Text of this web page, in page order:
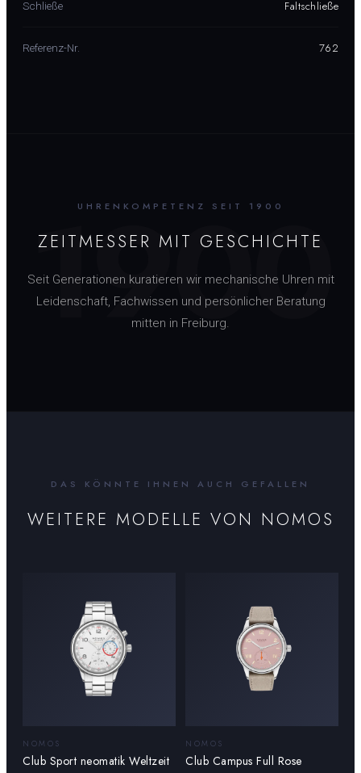
Schließe Faltschließe
Referenz-Nr. 762
1900
UHRENKOMPETENZ SEIT 1900
ZEITMESSER MIT GESCHICHTE
Seit Generationen kuratieren wir mechanische Uhren mit
Leidenschaft, Fachwissen und persönlicher Beratung
mitten in Freiburg.
DAS KÖNNTE IHNEN AUCH GEFALLEN
WEITERE MODELLE VON NOMOS
NOMOS
Club Sport neomatik Weltzeit
NOMOS
Club Campus Full Rose